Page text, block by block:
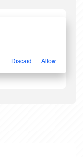
Discard Allow